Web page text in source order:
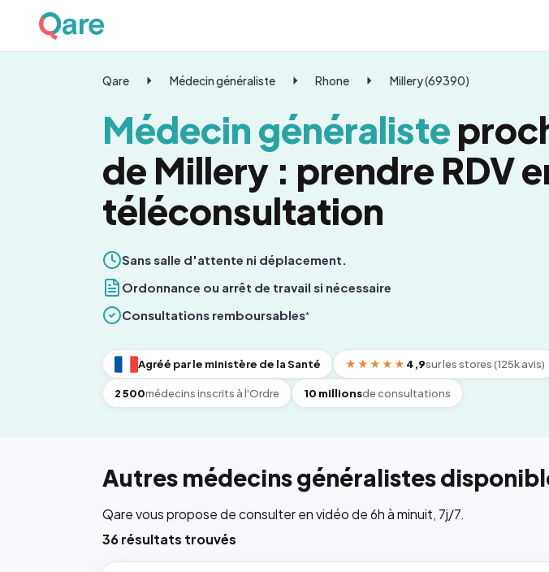
Qare Médecin généraliste Rhone Millery (69390)
Médecin généraliste
de Millery : prendre RDV
téléconsultation
Sans salle d'attente ni déplacement.
Ordonnance ou arrêt de travail si nécessaire
Consultations remboursables*
Agréé par le ministère de la Santé ★★★★★ 4,9sur les stores (125k avis)
2 500médecins inscrits à l'Ordre 10 millionsde consultations
Autres médecins généralistes
Qare vous propose de consulter en vidéo de 6h à minuit, 7j/7.
36 résultats trouvés